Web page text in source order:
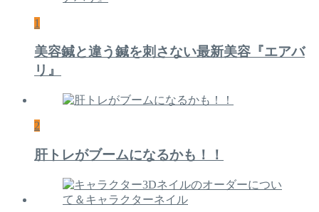
1
美容鍼と違う鍼を刺さない最新美容『エアバ
リ』
2
肝トレがブームになるかも！！